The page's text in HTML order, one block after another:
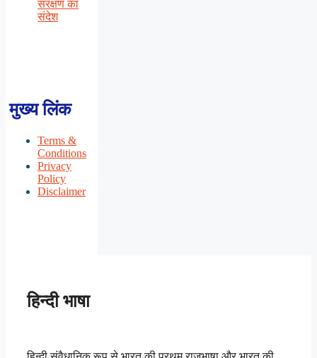
संरक्षण का
संदेश
मुख्य लिंक
Terms &
Conditions
Privacy
Policy
Disclaimer
हिन्दी भाषा